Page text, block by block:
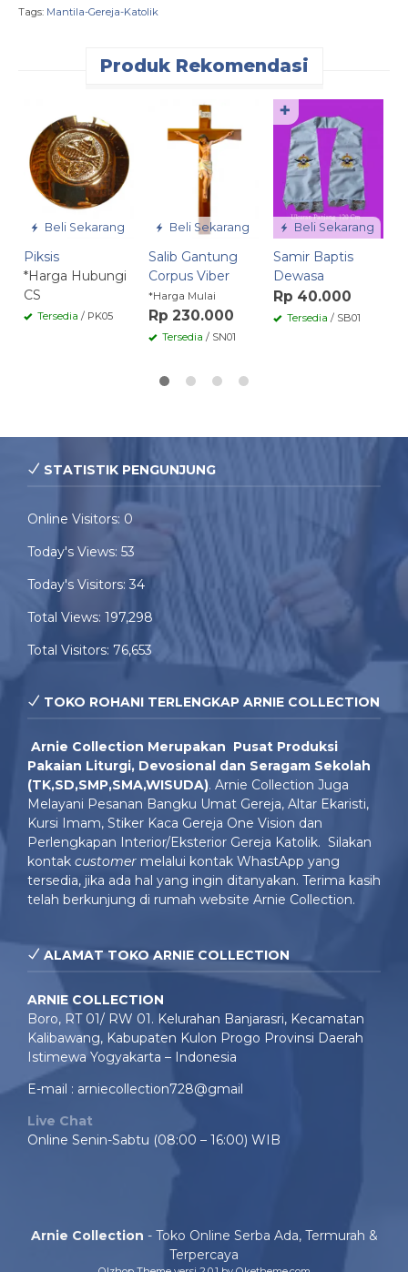
Tags: Mantila-Gereja-Katolik
Produk Rekomendasi
Beli Sekarang
Piksis
*Harga Hubungi
CS
Tersedia / PK05
Beli Sekarang
Salib Gantung
Corpus Viber
*Harga Mulai
Rp 230.000
Tersedia / SN01
Beli Sekarang
Samir Baptis
Dewasa
Rp 40.000
Tersedia / SB01
✚
STATISTIK PENGUNJUNG
Online Visitors: 0
Today's Views: 53
Today's Visitors: 34
Total Views: 197,298
Total Visitors: 76,653
TOKO ROHANI TERLENGKAP ARNIE COLLECTION
Arnie Collection Merupakan Pusat Produksi
Pakaian Liturgi, Devosional dan Seragam Sekolah
(TK,SD,SMP,SMA,WISUDA). Arnie Collection Juga
Melayani Pesanan Bangku Umat Gereja, Altar Ekaristi,
Kursi Imam, Stiker Kaca Gereja One Vision dan
Perlengkapan Interior/Eksterior Gereja Katolik. Silakan
kontak customer melalui kontak WhastApp yang
tersedia, jika ada hal yang ingin ditanyakan. Terima kasih
telah berkunjung di rumah website Arnie Collection.
ALAMAT TOKO ARNIE COLLECTION
ARNIE COLLECTION
Boro, RT 01/ RW 01. Kelurahan Banjarasri, Kecamatan
Kalibawang, Kabupaten Kulon Progo Provinsi Daerah
Istimewa Yogyakarta – Indonesia
E-mail : arniecollection728@gmail
Live Chat
Online Senin-Sabtu (08:00 – 16:00) WIB
Arnie Collection - Toko Online Serba Ada, Termurah &
Terpercaya